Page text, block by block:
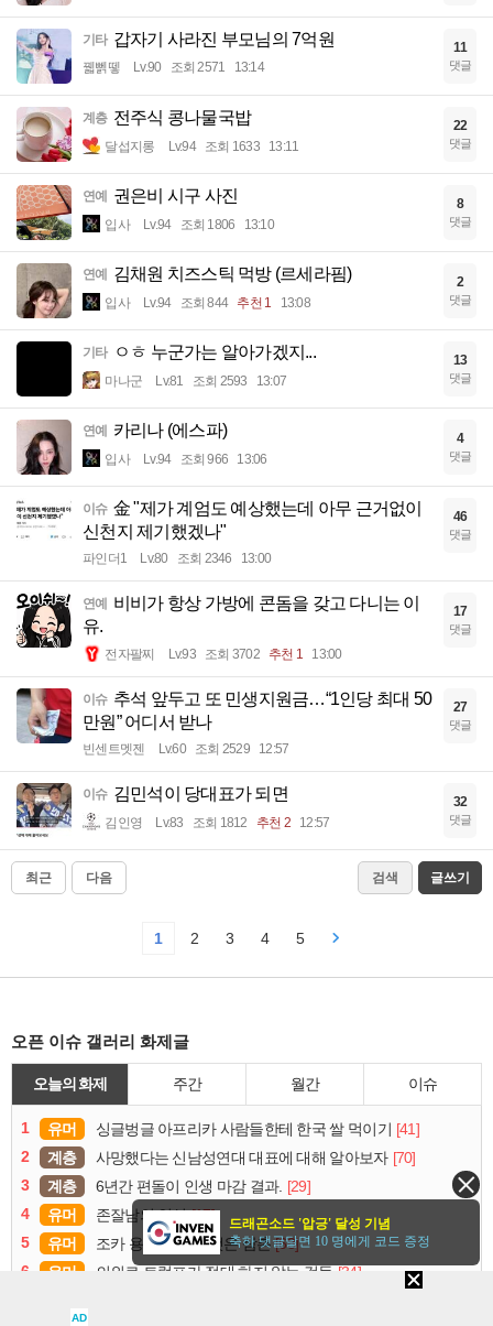
기타 갑자기 사라진 부모님의 7억원
꿻뻵뗗 Lv.90 조회 2571 13:14
11
댓글
계층 전주식 콩나물국밥
달섭지롱 Lv.94 조회 1633 13:11
22
댓글
연예 권은비 시구 사진
입사 Lv.94 조회 1806 13:10
8
댓글
연예 김채원 치즈스틱 먹방 (르세라핌)
입사 Lv.94 조회 844 추천 1 13:08
2
댓글
기타 ㅇㅎ 누군가는 알아가겠지...
마나군 Lv.81 조회 2593 13:07
13
댓글
연예 카리나 (에스파)
입사 Lv.94 조회 966 13:06
4
댓글
이슈 金 "제가 계엄도 예상했는데 아무 근거없이
신천지 제기했겠나"
파인더1 Lv.80 조회 2346 13:00
46
댓글
연예
비비가 항상 가방에 콘돔을 갖고 다니는 이
유.
전자팔찌 Lv.93 조회 3702 추천 1 13:00
17
댓글
이슈 추석 앞두고 또 민생지원금…“1인당 최대 50
만원” 어디서 받나
빈센트멧젠 Lv.60 조회 2529 12:57
27
댓글
이슈 김민석이 당대표가 되면
김인영 Lv.83 조회 1812 추천 2 12:57
32
댓글
최근 다음 검색 글쓰기
1 2 3 4 5
오픈 이슈 갤러리 화제글
오늘의 화제 주간 월간 이슈
1 유머 싱글벙글 아프리카 사람들한테 한국 쌀 먹이기 [41]
2
계층 사망했다는 신남성연대 대표에 대해 알아보자 [70]
3
계층 6년간 편돌이 인생 마감 결과. [29]
4
유머 존잘남의 인성 [17]
5
유머 조카 용돈 주다가 뺏은 삼촌 [68]
6
유머 의외로 트럼프가 절대 하지 않는 것들 [34]
AD
드래곤소드 '압긍' 달성 기념
축하 댓글달면 10 명에게 코드 증정